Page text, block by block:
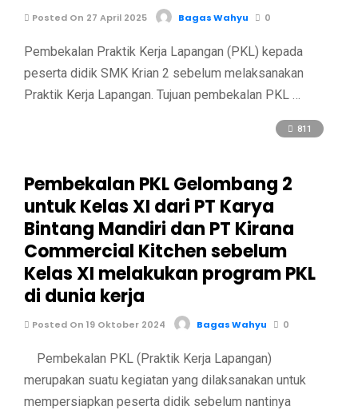
Posted On 27 April 2025 Bagas Wahyu 0
Pembekalan Praktik Kerja Lapangan (PKL) kepada
peserta didik SMK Krian 2 sebelum melaksanakan
Praktik Kerja Lapangan. Tujuan pembekalan PKL …
811
Pembekalan PKL Gelombang 2
untuk Kelas XI dari PT Karya
Bintang Mandiri dan PT Kirana
Commercial Kitchen sebelum
Kelas XI melakukan program PKL
di dunia kerja
Posted On 19 Oktober 2024 Bagas Wahyu 0
Pembekalan PKL (Praktik Kerja Lapangan)
merupakan suatu kegiatan yang dilaksanakan untuk
mempersiapkan peserta didik sebelum nantinya